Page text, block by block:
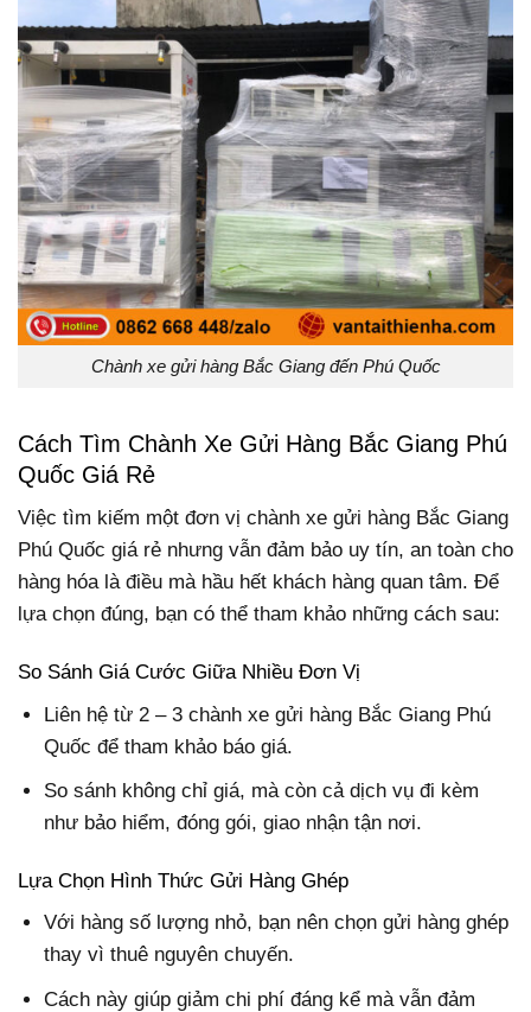
Chành xe gửi hàng Bắc Giang đến Phú Quốc
Cách Tìm Chành Xe Gửi Hàng Bắc Giang Phú
Quốc Giá Rẻ
Việc tìm kiếm một đơn vị chành xe gửi hàng Bắc Giang
Phú Quốc giá rẻ nhưng vẫn đảm bảo uy tín, an toàn cho
hàng hóa là điều mà hầu hết khách hàng quan tâm. Để
lựa chọn đúng, bạn có thể tham khảo những cách sau:
So Sánh Giá Cước Giữa Nhiều Đơn Vị
Liên hệ từ 2 – 3 chành xe gửi hàng Bắc Giang Phú
Quốc để tham khảo báo giá.
So sánh không chỉ giá, mà còn cả dịch vụ đi kèm
như bảo hiểm, đóng gói, giao nhận tận nơi.
Lựa Chọn Hình Thức Gửi Hàng Ghép
Với hàng số lượng nhỏ, bạn nên chọn gửi hàng ghép
thay vì thuê nguyên chuyến.
Cách này giúp giảm chi phí đáng kể mà vẫn đảm